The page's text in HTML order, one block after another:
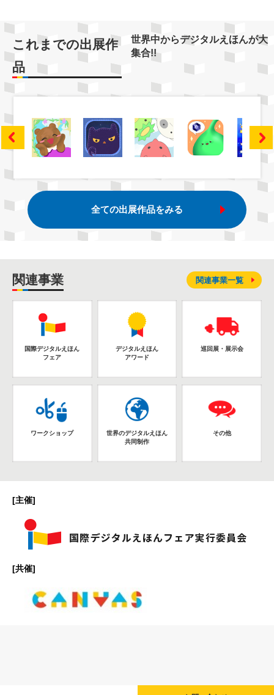
これまでの出展作
品
世界中からデジタルえほんが大
集合!!
全ての出展作品をみる
関連事業
国際デジタルえほん
フェア
デジタルえほん
アワード
巡回展・展示会
ワークショップ
世界のデジタルえほん
共同制作
その他
関連事業一覧
[主催]
[共催]